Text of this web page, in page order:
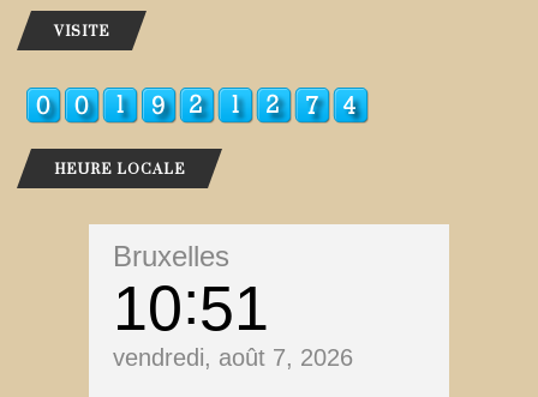
VISITE
HEURE LOCALE
Bruxelles
10 51
vendredi, août 7, 2026